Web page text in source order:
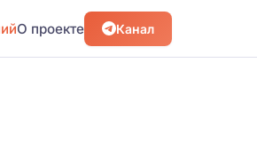
О проекте Канал